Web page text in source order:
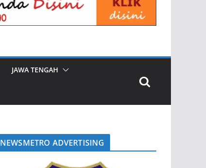
JAWA TENGAH
NEWSMETRO ADVERTISING